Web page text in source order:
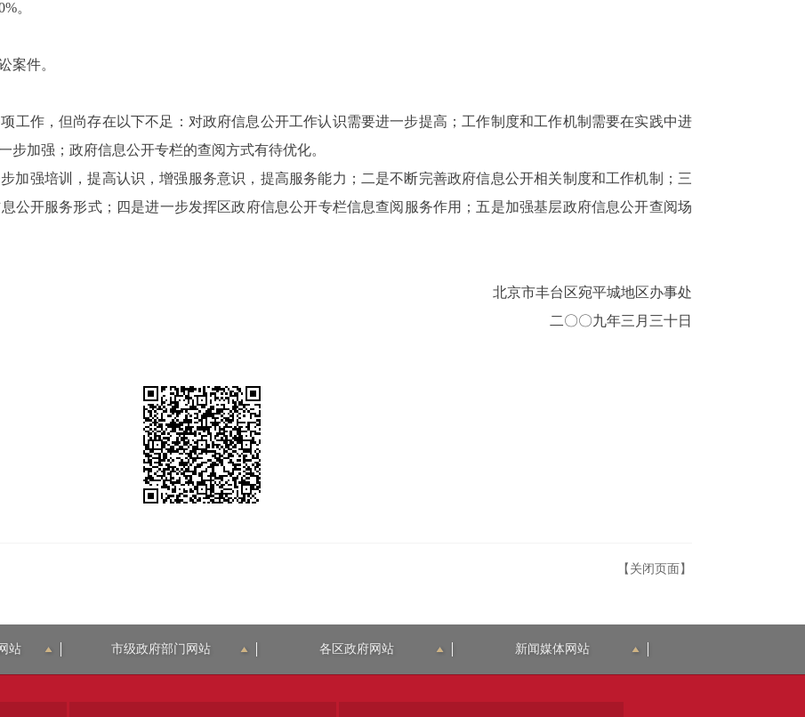
。
案件。
工作，但尚存在以下不足：对政府信息公开工作认识需要进一步提高；工作制度和工作机制需要在实践中进
加强；政府信息公开专栏的查阅方式有待优化。
加强培训，提高认识，增强服务意识，提高服务能力；二是不断完善政府信息公开相关制度和工作机制；三
公开服务形式；四是进一步发挥区政府信息公开专栏信息查阅服务作用；五是加强基层政府信息公开查阅场
北京市丰台区宛平城地区办事处
二〇〇九年三月三十日
【关闭页面】
站 市级政府部门网站 各区政府网站 新闻媒体网站